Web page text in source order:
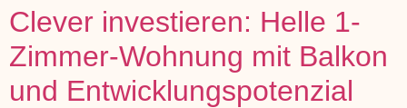
Clever investieren: Helle 1-
Zimmer-Wohnung mit Balkon
und Entwicklungspotenzial